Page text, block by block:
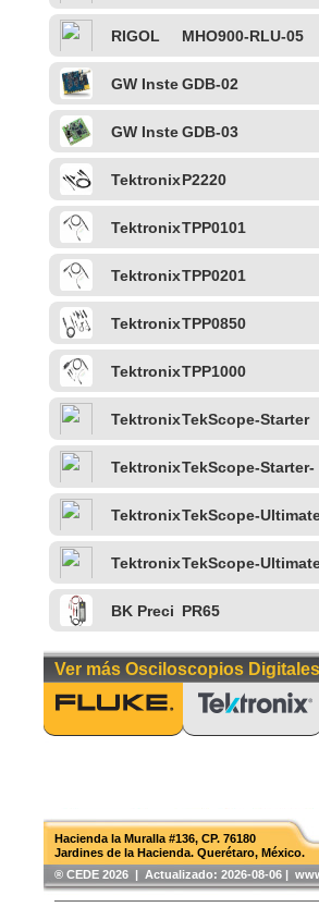
RIGOL MHO900-RLU-05
GW InsteGDB-02
GW InsteGDB-03
TektronixP2220
TektronixTPP0101
TektronixTPP0201
TektronixTPP0850
TektronixTPP1000
TektronixTekScope-Starter
TektronixTekScope-Starter-
TektronixTekScope-
TektronixTekScope-
BK Preci PR65
Ver más Osciloscopios Digitales
Hacienda la Muralla #136, CP. 76180
Jardines de la Hacienda. Querétaro, México.
®️ CEDE 2026 | Actualizado: 2026-08-06 |